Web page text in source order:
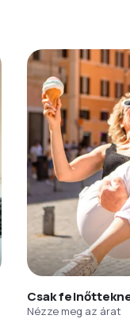
Csak
Nézze meg az árat